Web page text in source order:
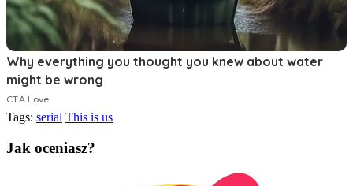
Tags: serial This is us
Jak oceniasz?